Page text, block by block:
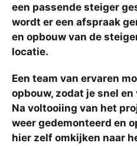
een passende steiger
wordt er een afspraak
en opbouw van de
locatie.
Een team van ervaren
opbouw, zodat je snel
Na voltooiing van het
weer gedemonteerd en
hier zelf omkijken naar